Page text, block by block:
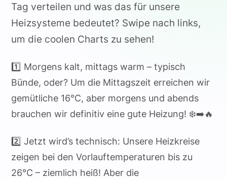
Tag verteilen und was das für unsere
Heizsysteme bedeutet? Swipe nach links,
um die coolen Charts zu sehen!
1️⃣ Morgens kalt, mittags warm – typisch
Bünde, oder? Um die Mittagszeit erreichen wir
gemütliche 16°C, aber morgens und abends
brauchen wir definitiv eine gute Heizung! ❄️➡️🔥
2️⃣ Jetzt wird’s technisch: Unsere Heizkreise
zeigen bei den Vorlauftemperaturen bis zu
26°C – ziemlich heiß! Aber die